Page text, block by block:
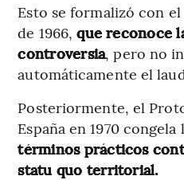
Esto se formalizó con
de 1966,que reconoce
controversia, pero no
automáticamente el
Posteriormente, el
España en 1970 congela
términos prácticos
statu quo territorial.